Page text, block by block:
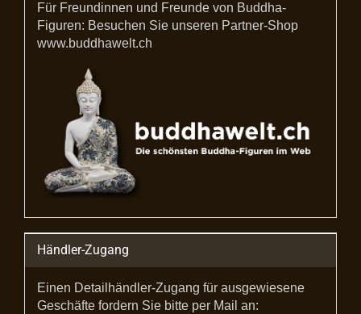
Für Freundinnen und Freunde von Buddha-
Figuren: Besuchen Sie unseren Partner-Shop
www.buddhawelt.ch
Händler-Zugang
Einen Detailhändler-Zugang für ausgewiesene
Geschäfte fordern Sie bitte per Mail an: